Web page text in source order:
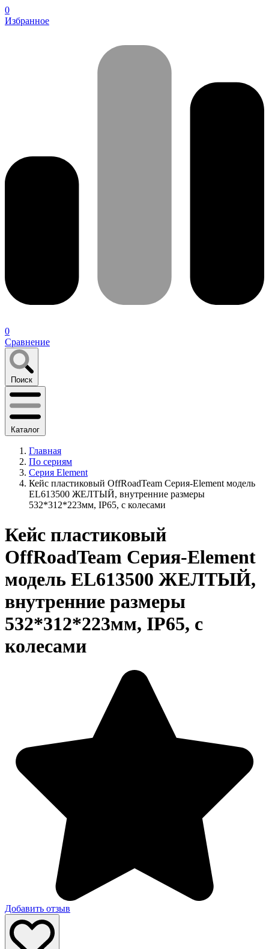
0
Избранное
0
Сравнение
Поиск
Каталог
Главная
По сериям
Серия Element
Кейс пластиковый OffRoadTeam Серия-Element модель
EL613500 ЖЕЛТЫЙ, внутренние размеры
532*312*223мм, IP65, с колесами
Кейс пластиковый
OffRoadTeam Серия-Element
модель EL613500 ЖЕЛТЫЙ,
внутренние размеры
532*312*223мм, IP65, с
колесами
Добавить отзыв